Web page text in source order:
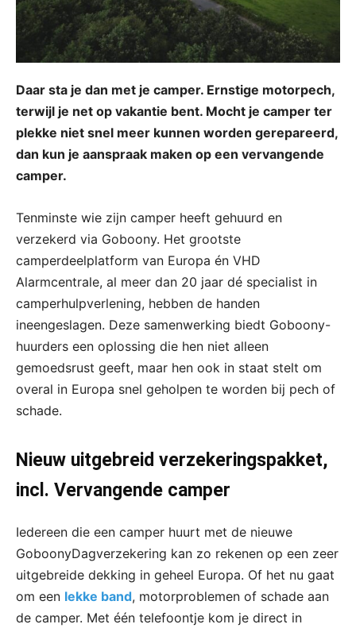
Daar sta je dan met je camper. Ernstige motorpech,
terwijl je net op vakantie bent. Mocht je camper ter
plekke niet snel meer kunnen worden gerepareerd,
dan kun je aanspraak maken op een vervangende
camper.
Tenminste wie zijn camper heeft gehuurd en
verzekerd via Goboony. Het grootste
camperdeelplatform van Europa én VHD
Alarmcentrale, al meer dan 20 jaar dé specialist in
camperhulpverlening, hebben de handen
ineengeslagen. Deze samenwerking biedt Goboony-
huurders een oplossing die hen niet alleen
gemoedsrust geeft, maar hen ook in staat stelt om
overal in Europa snel geholpen te worden bij pech of
schade.
Nieuw uitgebreid verzekeringspakket,
incl. Vervangende camper
Iedereen die een camper huurt met de nieuwe
GoboonyDagverzekering kan zo rekenen op een zeer
uitgebreide dekking in geheel Europa. Of het nu gaat
om een lekke band, motorproblemen of schade aan
de camper. Met één telefoontje kom je direct in